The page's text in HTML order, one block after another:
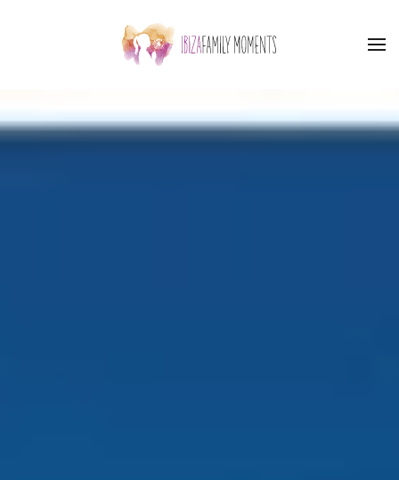
Skip to main content